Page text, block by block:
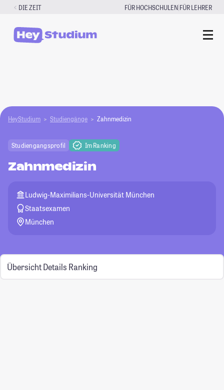
Zum
springen
DIE ZEIT FÜR HOCHSCHULEN|FÜR LEHRER
HeyStudium Studiengänge Zahnmedizin
Studiengangsprofil Im Ranking
Zahnmedizin
Ludwig-Maximilians-Universität München
Staatsexamen
München
Übersicht Details Ranking